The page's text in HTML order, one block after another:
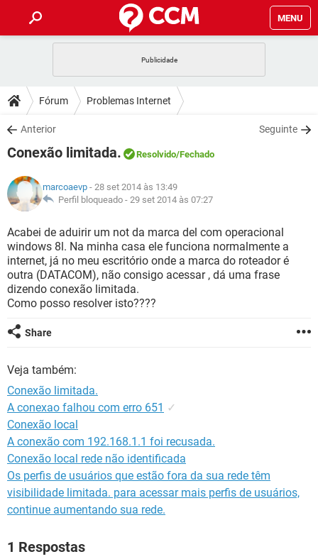
MENU
CELULAR FACEBOOK
OUTLOOK
INSTAGRAM GMAIL
GUIA DE COMPRAS
DICAS
JOGOS WHATSAPP
INSTAGRAM GMAIL
GUIA DE COMPRAS
DOWNLOADS
JOGOS WHATSAPP
CELULAR
OUTLOOK EXCEL
INSTAGRAM GMAIL
GUIA DE COMPRAS
JOGOS WHATSAPP
CELULAR
OUTLOOK EXCEL
INSTAGRAM GMAIL
GUIA DE COMPRAS
GLOSSÁRIO
JOGOS WHATSAPP
CELULAR FACEBOOK
OUTLOOK EXCEL
GUIA DE COMPRAS
Fórum Problemas Internet
Anterior Seguinte
Conexão limitada. Resolvido/Fechado
marcoaevp - 28 set 2014 às 13:49
Perfil bloqueado - 29 set 2014 às 07:27
Acabei de aduirir um not da marca del com operacional
windows 8l. Na minha casa ele funciona normalmente a
internet, já no meu escritório onde a marca do roteador é
outra (DATACOM), não consigo acessar , dá uma frase
dizendo conexão limitada.
Como posso resolver isto????
Share
Veja também:
Conexão limitada.
A conexao falhou com erro 651 ✓
Conexão local
A conexão com 192.168.1.1 foi recusada.
Conexão local rede não identificada
Os perfis de usuários que estão fora da sua rede têm
visibilidade limitada. para acessar mais perfis de usuários,
continue aumentando sua rede.
1 Respostas